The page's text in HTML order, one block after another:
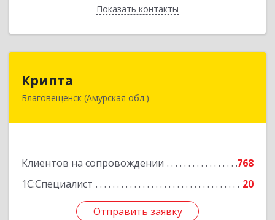
Показать контакты
Назад
Крипта
Благовещенск (Амурская обл.)
Клиентов на сопровождении
768
1С:Специалист
20
Отправить заявку
675000, Амурская обл, Благовещенск г,
Отправить заявку